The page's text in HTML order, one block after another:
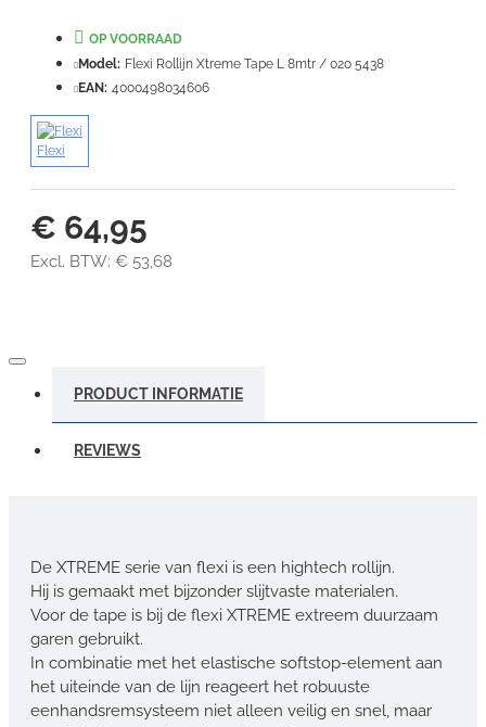
€ 64,95
Excl. BTW: € 53,68
OP VOORRAAD
Model: Flexi Rollijn Xtreme Tape L 8mtr / 020 5438
EAN: 4000498034606
Flexi
PRODUCT INFORMATIE
REVIEWS
De XTREME serie van flexi is een hightech rollijn.
Hij is gemaakt met bijzonder slijtvaste materialen.
Voor de tape is bij de flexi XTREME extreem duurzaam
garen gebruikt.
In combinatie met het elastische softstop-element aan
het uiteinde van de lijn reageert het robuuste
eenhandsremsysteem niet alleen veilig en snel, maar